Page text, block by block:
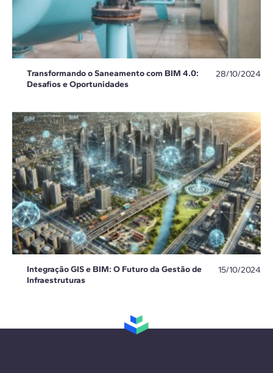
Transformando o Saneamento com BIM 4.0:
Desafios e Oportunidades
28/10/2024
Integração GIS e BIM: O Futuro da Gestão de
Infraestruturas
15/10/2024